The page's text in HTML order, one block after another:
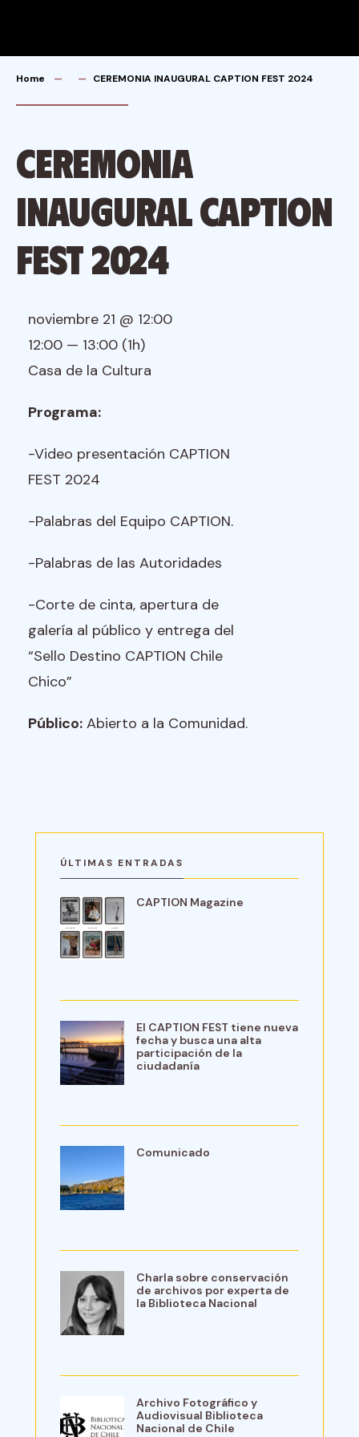
Home CEREMONIA INAUGURAL CAPTION FEST 2024
CEREMONIA
INAUGURAL CAPTION
FEST 2024
Programa:
-Video presentación CAPTION
FEST 2024
-Palabras del Equipo CAPTION.
-Palabras de las Autoridades
-Corte de cinta, apertura de
galería al público y entrega del
“Sello Destino CAPTION Chile
Chico”
Público: Abierto a la Comunidad.
noviembre 21 @ 12:00
12:00 — 13:00 (1h)
Casa de la Cultura
ÚLTIMAS ENTRADAS
CAPTION Magazine
El CAPTION FEST tiene nueva
fecha y busca una alta
participación de la
ciudadanía
Comunicado
Charla sobre conservación
de archivos por experta de
la Biblioteca Nacional
Archivo Fotográfico y
Audiovisual Biblioteca
Nacional de Chile